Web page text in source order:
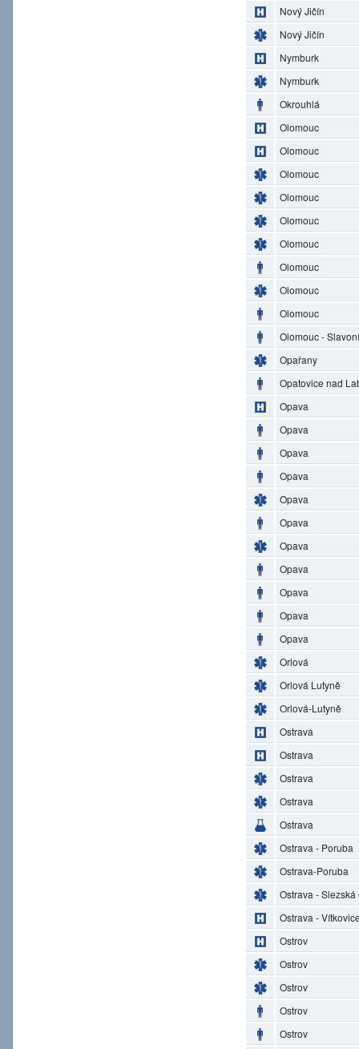
Nový Jičín
Nový Jičín
Nymburk
Nymburk
Okrouhlá
Olomouc
Olomouc
Olomouc
Olomouc
Olomouc
Olomouc
Olomouc
Olomouc
Olomouc
Olomouc -
Opařany
Opatovice nad
Opava
Opava
Opava
Opava
Opava
Opava
Opava
Opava
Opava
Opava
Opava
Orlová
Orlová Lutyně
Orlová-Lutyně
Ostrava
Ostrava
Ostrava
Ostrava
Ostrava
Ostrava - Poruba
Ostrava-Poruba
Ostrava - Slezská
Ostrava -
Ostrov
Ostrov
Ostrov
Ostrov
Ostrov